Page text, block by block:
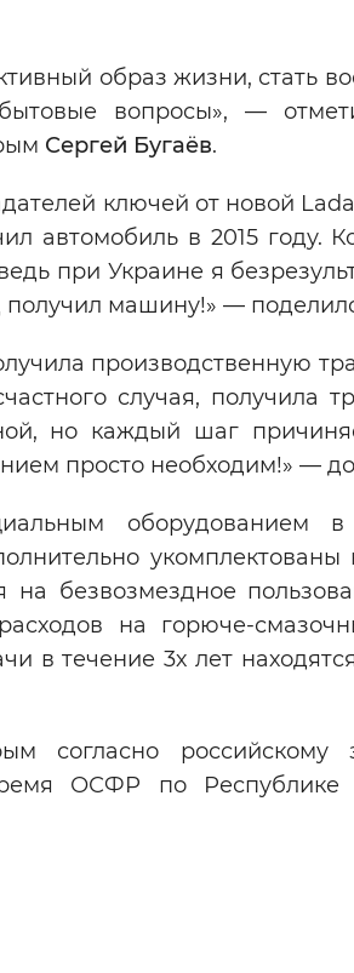
образ жизни, стать
вопросы», —
Сергей Бугаёв.
ключей от новой
автомобиль в 2015 году.
при Украине я
получил машину!» —
производственную
случая, получила
но каждый шаг
просто необходим!» —
оборудованием в
укомплектованы
на безвозмездное
на горюче-
в течение 3х лет
согласно российскому
ОСФР по